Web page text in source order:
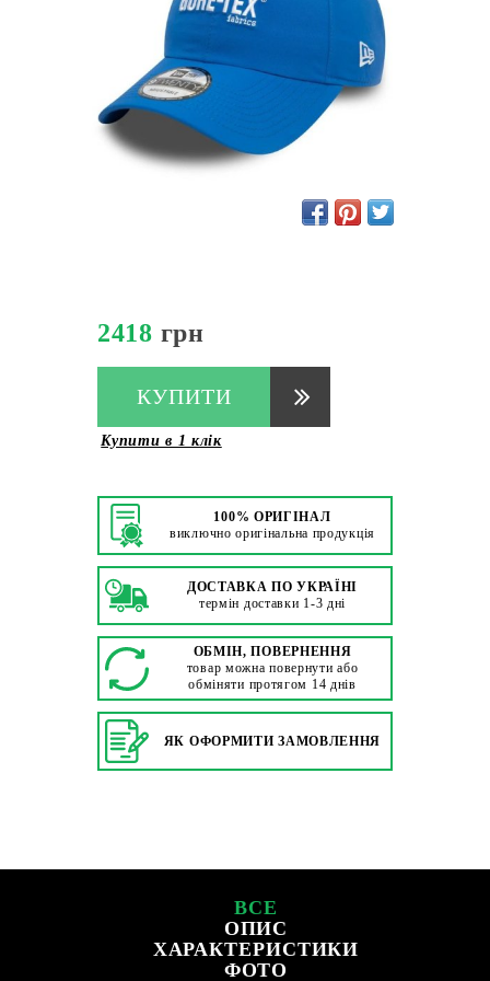
2418 грн
КУПИТИ
Купити в 1 клік
100% ОРИГІНАЛ
виключно оригінальна продукція
ДОСТАВКА ПО УКРАЇНІ
термін доставки 1-3 дні
ОБМІН, ПОВЕРНЕННЯ
товар можна повернути або
обміняти протягом 14 днів
ЯК ОФОРМИТИ ЗАМОВЛЕННЯ
ВСЕ
ОПИС
ХАРАКТЕРИСТИКИ
ФОТО